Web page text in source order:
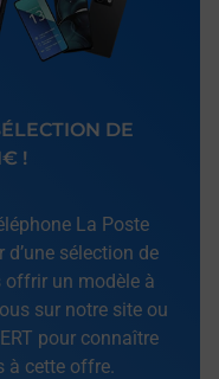
DE
!
La Poste
sélection de
offrir un modèle à
sur notre site ou
pour connaître
à cette offre.